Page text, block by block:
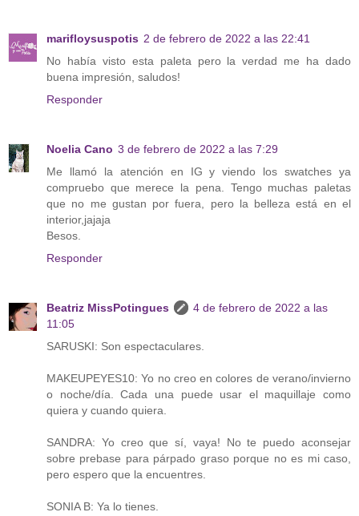
marifloysuspotis 2 de febrero de 2022 a las 22:41
No había visto esta paleta pero la verdad me ha dado
buena impresión, saludos!
Responder
Noelia Cano 3 de febrero de 2022 a las 7:29
Me llamó la atención en IG y viendo los swatches ya
compruebo que merece la pena. Tengo muchas paletas
que no me gustan por fuera, pero la belleza está en el
interior,jajaja
Besos.
Responder
Beatriz MissPotingues
4 de febrero de 2022 a las
11:05
SARUSKI: Son espectaculares.
MAKEUPEYES10: Yo no creo en colores de verano/invierno
o noche/día. Cada una puede usar el maquillaje como
quiera y cuando quiera.
SANDRA: Yo creo que sí, vaya! No te puedo aconsejar
sobre prebase para párpado graso porque no es mi caso,
pero espero que la encuentres.
SONIA B: Ya lo tienes.